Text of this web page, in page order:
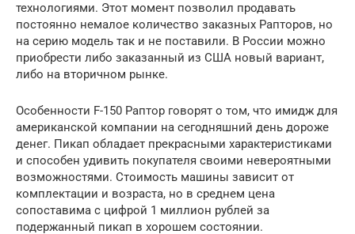
технологиями. Этот момент позволил продавать
постоянно немалое количество заказных Рапторов, но
на серию модель так и не поставили. В России можно
приобрести либо заказанный из США новый вариант,
либо на вторичном рынке.
Особенности F-150 Раптор говорят о том, что имидж для
американской компании на сегодняшний день дороже
денег. Пикап обладает прекрасными характеристиками
и способен удивить покупателя своими невероятными
возможностями. Стоимость машины зависит от
комплектации и возраста, но в среднем цена
сопоставима с цифрой 1 миллион рублей за
подержанный пикап в хорошем состоянии.